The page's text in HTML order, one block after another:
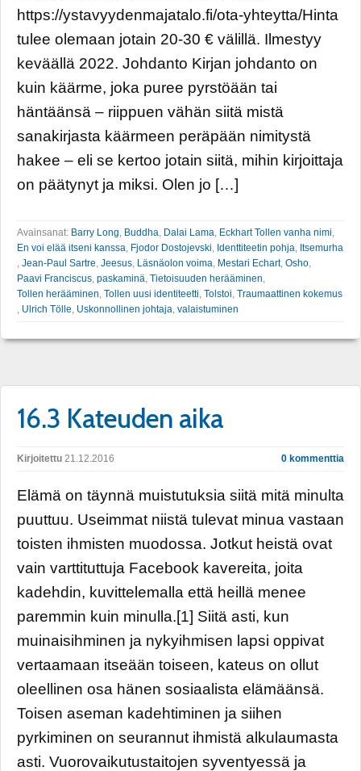
https://ystavyydenmajatalo.fi/ota-yhteytta/Hinta
tulee olemaan jotain 20-30 € välillä. Ilmestyy
keväällä 2022. ­­Johdanto Kirjan johdanto on
kuin käärme, joka puree pyrstöään tai
häntäänsä – riippuen vähän siitä mistä
sanakirjasta käärmeen peräpään nimitystä
hakee – eli se kertoo jotain siitä, mihin kirjoittaja
on päätynyt ja miksi. Olen jo […]
Avainsanat: Barry Long Buddha Dalai Lama Eckhart Tollen vanha nimi
En voi elää itseni kanssa Fjodor Dostojevski Identtiteetin pohja Itsemurha
Jean-Paul Sartre Jeesus Läsnäolon voima Mestari Echart, Osho
Paavi Franciscus paskaminä Tietoisuuden herääminen
Tollen herääminen Tollen uusi identiteetti Tolstoi Traumaattinen kokemus
Ulrich Tölle Uskonnollinen johtaja valaistuminen
16.3 Kateuden aika
Kirjoitettu 21.12.2016 0 kommenttia
Elämä on täynnä muistutuksia siitä mitä minulta
puuttuu. Useimmat niistä tulevat minua vastaan
toisten ihmisten muodossa. Jotkut heistä ovat
vain varttituttuja Facebook kavereita, joita
kadehdin, kuvittelemalla että heillä menee
paremmin kuin minulla.[1] Siitä asti, kun
muinaisihminen ja nykyihmisen lapsi oppivat
vertaamaan itseään toiseen, kateus on ollut
oleellinen osa hänen sosiaalista elämäänsä.
Toisen aseman kadehtiminen ja siihen
pyrkiminen on seurannut ihmistä alkulaumasta
asti. Vuorovaikutustaitojen syventyessä ja